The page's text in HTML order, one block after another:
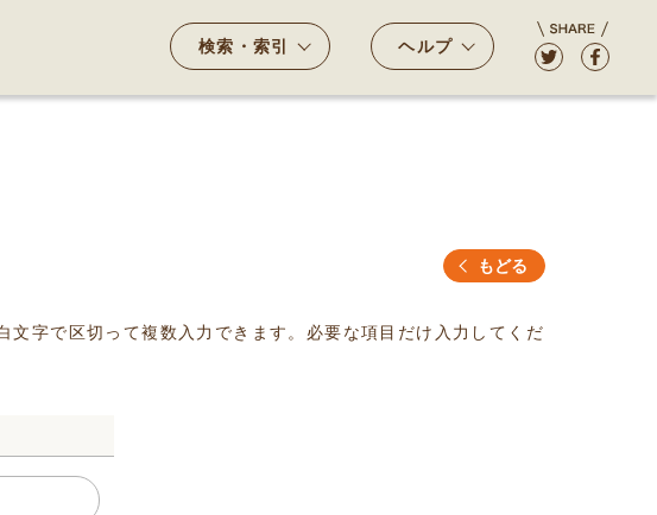
検索・索引 ヘルプ
もどる
字で区切って複数入力できます。必要な項目だけ入力してくだ